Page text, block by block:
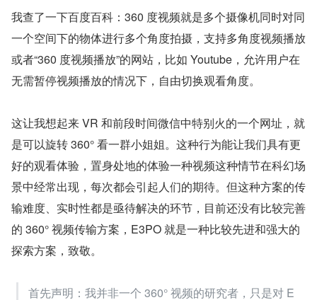
我查了一下百度百科：360 度视频就是多个摄像机同时对同
一个空间下的物体进行多个角度拍摄，支持多角度视频播放
或者“360 度视频播放”的网站，比如 Youtube，允许用户在
无需暂停视频播放的情况下，自由切换观看角度。
这让我想起来 VR 和前段时间微信中特别火的一个网址，就
是可以旋转 360° 看一群小姐姐。这种行为能让我们具有更
好的观看体验，置身处地的体验一种视频这种情节在科幻场
景中经常出现，每次都会引起人们的期待。但这种方案的传
输难度、实时性都是亟待解决的环节，目前还没有比较完善
的 360° 视频传输方案，E3PO 就是一种比较先进和强大的
探索方案，致敬。
首先声明：我并非一个 360° 视频的研究者，只是对 E